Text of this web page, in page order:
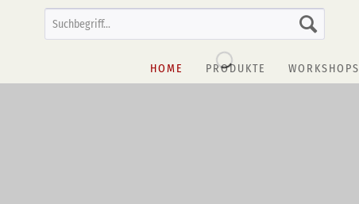
HOME PRODUKTE WORKSHOPS